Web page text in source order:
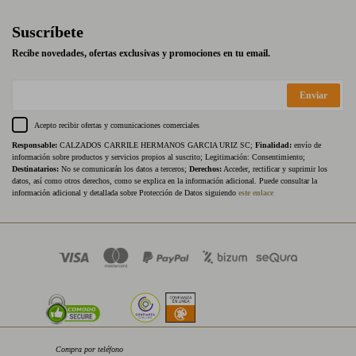
Suscríbete
Recibe novedades, ofertas exclusivas y promociones en tu email.
Enviar
Acepto recibir ofertas y comunicaciones comerciales
Responsable: CALZADOS CARRILE HERMANOS GARCIA URIZ SC; Finalidad: envío de
información sobre productos y servicios propios al suscrito; Legitimación: Consentimiento;
Destinatarios: No se comunicarán los datos a terceros; Derechos: Acceder, rectificar y suprimir los
datos, así como otros derechos, como se explica en la información adicional. Puede consultar la
información adicional y detallada sobre Protección de Datos siguiendo este enlace
Compra por teléfono